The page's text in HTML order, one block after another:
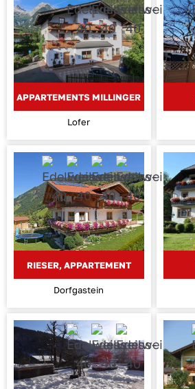
APPARTEMENTS MILLINGER
Lofer
RIESER, APPARTEMENT
Dorfgastein